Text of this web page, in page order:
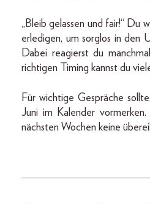
„Bleib gelassen und fair!“ Du
erledigen, um sorglos in den
Dabei reagierst du
richtigen Timing kannst du
Für wichtige Gespräche
Juni im Kalender
nächsten Wochen keine